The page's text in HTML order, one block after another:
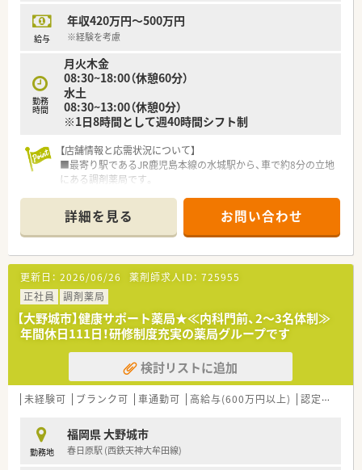
■e‐learningは会社負担で受ける事ができ、認定薬剤師資格の
取得も可能です。
いる薬局です。
■社長も薬剤師で現場に出られております。
担を減らす工夫をされております。
給与
年収420万円～500万円
※経験を考慮
勤務
時間
月火木金
08:30~18:00（休憩60分）
水土
08:30~13:00（休憩0分）
※1日8時間として週40時間シフト制
【店舗情報と応需状況について】
■最寄り駅であるJR鹿児島本線の水城駅から、車で約8分の立地
にある調剤薬局です。
処方箋に対応しています。
■薬剤師は常勤2名とパート1名の合計3名体制で、協力しながら
業務を進めています。
【募集背景と求める人物像について】
■今回の募集は欠員補充が目的であり、即戦力としてご活躍いた
だける方を求めています。
■かかりつけ業務の経験は不問で、新しい業務にも前向きに取り
組める方を歓迎いたします。
■これまでのご経験を尊重しており、病院薬剤師の経験のみの方
でもご応募いただけます。
【法人特徴について】
■福岡市内を中心に県内限定のドミナント戦略で61店舗を展開
し、地域医療に貢献しています。
が非常に良好なのが特徴です。
■将来の独立を支援するフランチャイズ制度が整備されており、
多数の独立実績がございます。
詳細を見る お問い合わせ
更新日： 2026/06/26 薬剤師求人ID： 725955
正社員
調剤薬局
【大野城市】健康サポート薬局★≪内科門前、2～3名体制≫
年間休日111日！研修制度充実の薬局グループです
検討リストに追加
未経験可 ブランク可 車通勤可 高給与(600万円以上) 認定薬剤師取得支援あり
勤務地
福岡県 大野城市
春日原駅 (西鉄天神大牟田線)